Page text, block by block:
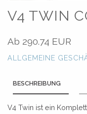
V4 TWIN
Ab 290.74 EUR
ALLGEMEINE
BESCHREIBUNG
V4 Twin ist ein